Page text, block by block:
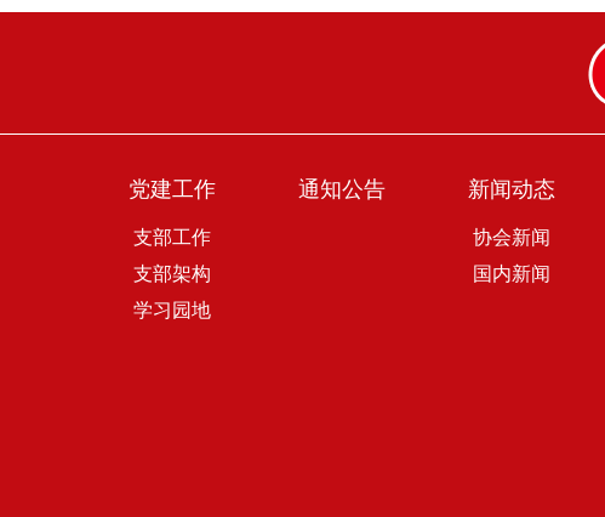
党建工作
支部工作
支部架构
学习园地
通知公告 新闻动态
协会新闻
国内新闻